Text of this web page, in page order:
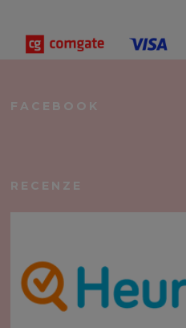
FACEBOOK
RECENZE